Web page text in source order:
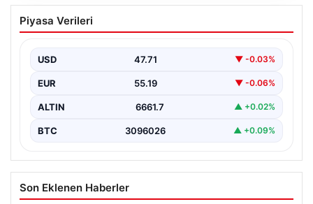
Çanakkale sahilinde bulunan mühimmat
paniğe neden oldu
halka açık plajda deniz kıyısında metal bir cisim fark…
Piyasa Verileri
USD 47.71 ▼ -0.03%
EUR 55.19 ▼ -0.06%
ALTIN 6661.7 ▲ +0.02%
BTC 3096026 ▲ +0.09%
Son Eklenen Haberler